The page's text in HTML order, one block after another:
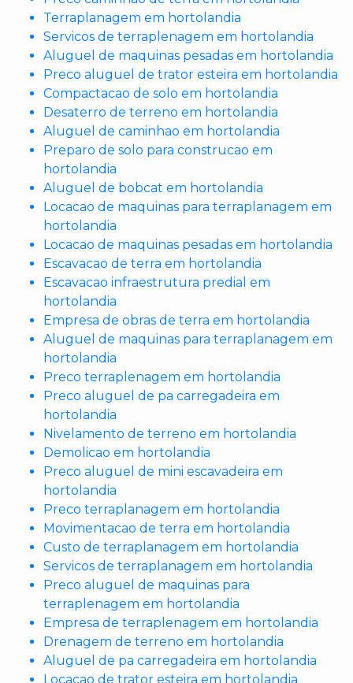
Terraplanagem em hortolandia
Servicos de terraplenagem em hortolandia
Aluguel de maquinas pesadas em hortolandia
Preco aluguel de trator esteira em hortolandia
Compactacao de solo em hortolandia
Desaterro de terreno em hortolandia
Aluguel de caminhao em hortolandia
Preparo de solo para construcao em
hortolandia
Aluguel de bobcat em hortolandia
Locacao de maquinas para terraplanagem em
hortolandia
Locacao de maquinas pesadas em hortolandia
Escavacao de terra em hortolandia
Escavacao infraestrutura predial em
hortolandia
Empresa de obras de terra em hortolandia
Aluguel de maquinas para terraplanagem em
hortolandia
Preco terraplenagem em hortolandia
Preco aluguel de pa carregadeira em
hortolandia
Nivelamento de terreno em hortolandia
Demolicao em hortolandia
Preco aluguel de mini escavadeira em
hortolandia
Preco terraplanagem em hortolandia
Movimentacao de terra em hortolandia
Custo de terraplanagem em hortolandia
Servicos de terraplanagem em hortolandia
Preco aluguel de maquinas para
terraplenagem em hortolandia
Empresa de terraplenagem em hortolandia
Drenagem de terreno em hortolandia
Aluguel de pa carregadeira em hortolandia
Locacao de trator esteira em hortolandia